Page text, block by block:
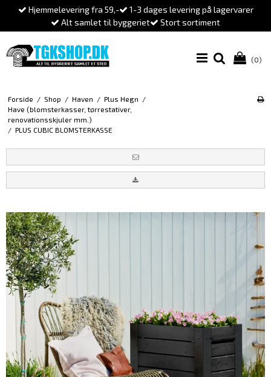
Hjemmelevering fra 59,-
1-3 dages levering på lagervarer
Alt samlet til byggeriet
Stort sortiment
(0)
Forside / Shop / Haven / Plus Hegn /
Have (blomsterkasser, tørrestativer,
renovationsskjuler mm.)
/ PLUS CUBIC BLOMSTERKASSE